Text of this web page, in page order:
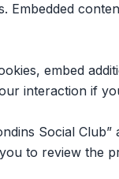
Embedded
embed
interaction if
Social
to review the